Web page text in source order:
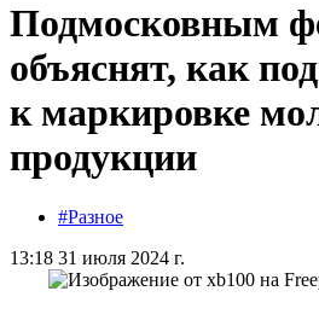
Подмосковным
объяснят, как
к маркировке
продукции
#Разное
13:18 31 июля 2024 г.